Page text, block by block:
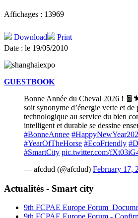
Affichages : 13969
Print
Download
Date : le 19/05/2010
GUESTBOOK
Bonne Année du Cheval 2026 !
soit synonyme d’énergie verte et de
technologique au service du bien
intelligent et durable se dessine
#BonneAnnee
#YearOfTheHorse #EcoFriendly
#SmartCity pic.twitter.com/
— afcdud (@afcdud) February 17,
Actualités - Smart city
9th FCPAE Europe